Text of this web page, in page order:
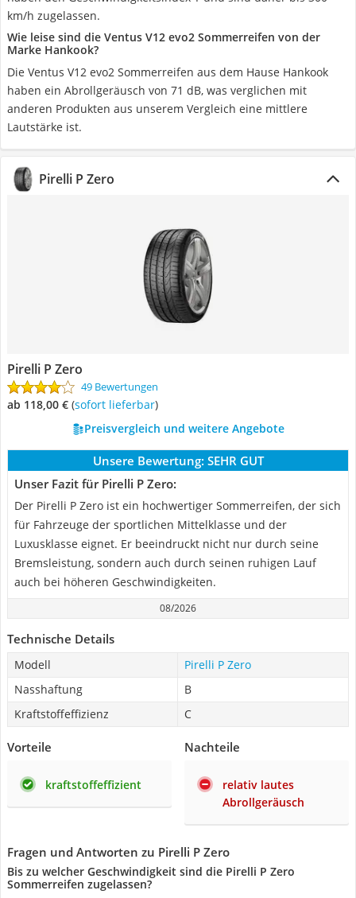
km/h zugelassen.
Wie leise sind die Ventus V12 evo2 Sommerreifen von der
Marke Hankook?
Die Ventus V12 evo2 Sommerreifen aus dem Hause Hankook
haben ein Abrollgeräusch von 71 dB, was verglichen mit
anderen Produkten aus unserem Vergleich eine mittlere
Lautstärke ist.
Pirelli P Zero
Pirelli P Zero
49 Bewertungen
ab 118,00 € ( Sofort lieferbar)
Preisvergleich und weitere Angebote
Unsere Bewertung: SEHR GUT
Unser Fazit für Pirelli P Zero:
Der Pirelli P Zero ist ein hochwertiger Sommerreifen, der sich
für Fahrzeuge der sportlichen Mittelklasse und der
Luxusklasse eignet. Er beeindruckt nicht nur durch seine
Bremsleistung, sondern auch durch seinen ruhigen Lauf
auch bei höheren Geschwindigkeiten.
08/2026
Technische Details
Modell
Pirelli P Zero
Nasshaftung
B
Kraftstoffeffizienz
C
Vorteile
kraftstoffeffizient
Nachteile
relativ lautes
Abrollgeräusch
Fragen und Antworten zu Pirelli P Zero
Bis zu welcher Geschwindigkeit sind die Pirelli P Zero
Sommerreifen zugelassen?